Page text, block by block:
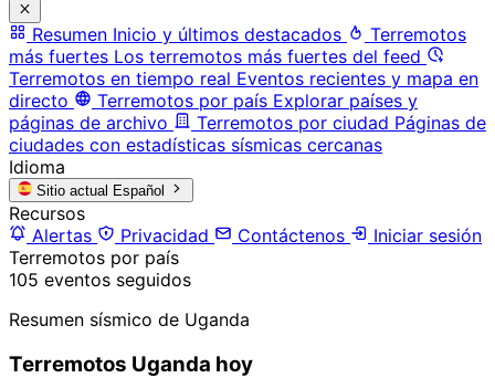
Resumen Inicio y últimos destacados
Terremotos
más fuertes Los terremotos más fuertes del feed
Terremotos en tiempo real Eventos recientes y mapa en
directo
Terremotos por país Explorar países y
páginas de archivo
Terremotos por ciudad Páginas de
ciudades con estadísticas sísmicas cercanas
Idioma
Sitio actual Español
Recursos
Alertas
Privacidad Contáctenos
Iniciar sesión
Terremotos por país
105 eventos seguidos
Resumen sísmico de Uganda
Terremotos Uganda hoy